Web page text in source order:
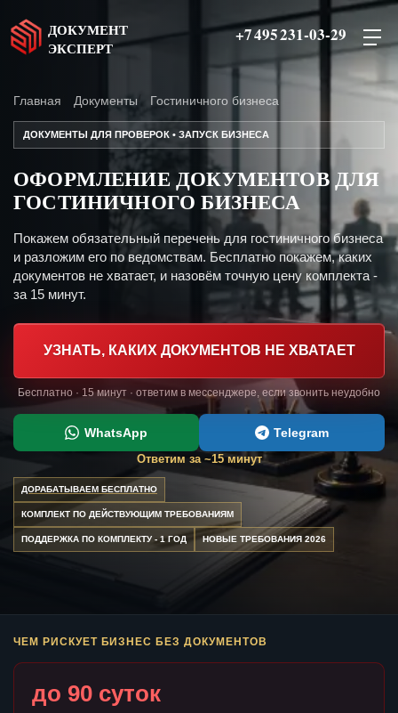
ДОКУМЕНТ
ЭКСПЕРТ
+7 495 231-03-29
Главная Документы Гостиничного бизнеса
ДОКУМЕНТЫ ДЛЯ ПРОВЕРОК • ЗАПУСК БИЗНЕСА
ОФОРМЛЕНИЕ ДОКУМЕНТОВ ДЛЯ
ГОСТИНИЧНОГО БИЗНЕСА
Покажем обязательный перечень для гостиничного бизнеса
и разложим его по ведомствам. Бесплатно покажем, каких
документов не хватает, и назовём точную цену комплекта -
за 15 минут.
УЗНАТЬ, КАКИХ ДОКУМЕНТОВ НЕ ХВАТАЕТ
Бесплатно · 15 минут · ответим в мессенджере, если звонить неудобно
WhatsApp Telegram
Ответим за ~15 минут
ДОРАБАТЫВАЕМ БЕСПЛАТНО
КОМПЛЕКТ ПО ДЕЙСТВУЮЩИМ ТРЕБОВАНИЯМ
ПОДДЕРЖКА ПО КОМПЛЕКТУ - 1 ГОД НОВЫЕ ТРЕБОВАНИЯ 2026
ЧЕМ РИСКУЕТ БИЗНЕС БЕЗ ДОКУМЕНТОВ
до 90 суток